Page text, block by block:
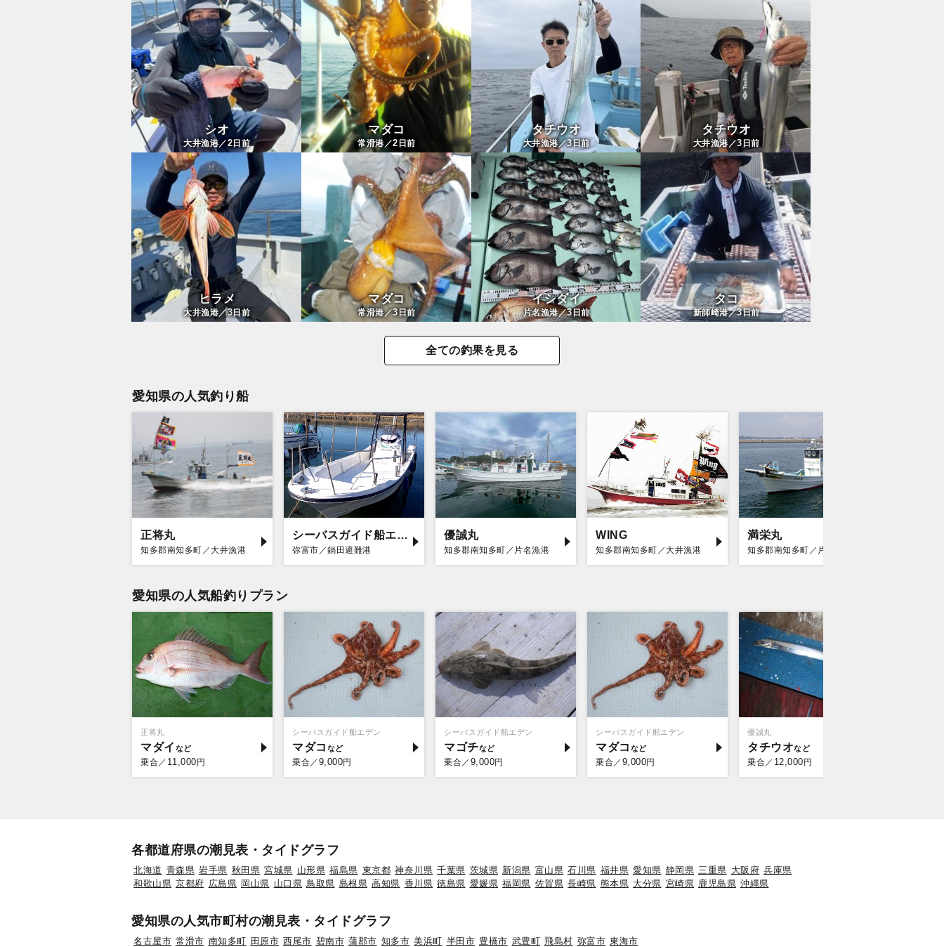
シオ
大井漁港／2日前
マダコ
常滑港／2 日前
タチウオ
大井漁港／3日前
タチウオ
大井漁港／3 日前
ヒラメ
大井漁港／3日前
マダコ
常滑港／3 日前
イシダイ
片名漁港／3日前
タコ
新師崎港／3日前
全ての釣果を見る
愛知県の人気釣り船
正将丸
知多郡南知多町／大井漁港
シーバスガイド船エデン
弥富市／鍋田避難港
優誠丸
知多郡南知多町／片名漁港
WING
知多郡南知多町／大井漁港
満栄丸
知多郡南知多町／片名漁港
愛知県の人気船釣りプラン
正将丸
マダイ
乗合／ 11,000 円
シーバスガイド船エデン
マダコ
乗合／ 9,000円
シーバスガイド船エデン
マゴチ
乗合／ 9,000円
シーバスガイド船エデン
マダコ
乗合／ 9,000円
優誠丸
タチウオ
乗合／ 12,000 円
各都道府県の潮見表・タイドグラフ
北海道 青森県 岩手県 秋田県 宮城県 山形県 福島県 東京都 神奈川県 千葉県 茨城県 新潟県 富山県 石川県 福井県 愛知県 静岡県 三重県 大阪府 兵庫県
和歌山県 京都府 広島県 岡山県 山口県 鳥取県 島根県 高知県 香川県 徳島県 愛媛県 福岡県 佐賀県 長崎県 熊本県 大分県 宮崎県 鹿児島県 沖縄県
愛知県の人気市町村の潮見表・タイドグラフ
名古屋市 常滑市 南知多町 田原市 西尾市 碧南市 蒲郡市 知多市 美浜町 半田市 豊橋市 武豊町 飛島村 弥富市 東海市